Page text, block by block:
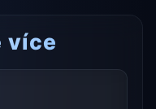
více